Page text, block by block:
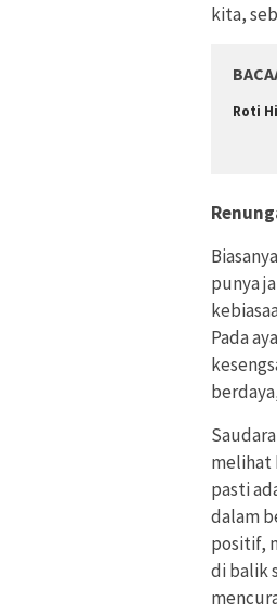
kita,
Roti
punya
Pada
melihat
pasti
dalam
positif,
di balik